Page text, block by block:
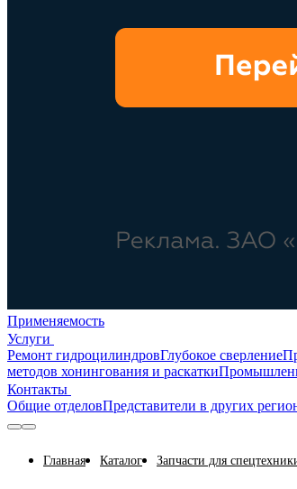
Применяемость
Услуги
Ремонт гидроцилиндровГлубокое сверление
методов хонингования и раскатки
Контакты
Общие отделовПредставители в других
Главная Каталог Запчасти для